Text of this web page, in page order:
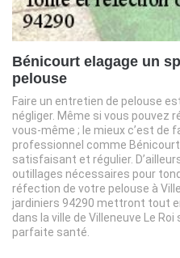
Bénicourt elagage un
pelouse
Faire un entretien de pelouse
négliger. Même si vous pouvez
vous-même ; le mieux c’est de
professionnel comme
satisfaisant et régulier.
outillages nécessaires pour
réfection de votre pelouse à
jardiniers 94290 mettront tout
dans la ville de Villeneuve Le
parfaite santé.